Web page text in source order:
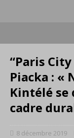
“Paris
Piacka : «
Kintélé se
cadre
8 décembre 2019